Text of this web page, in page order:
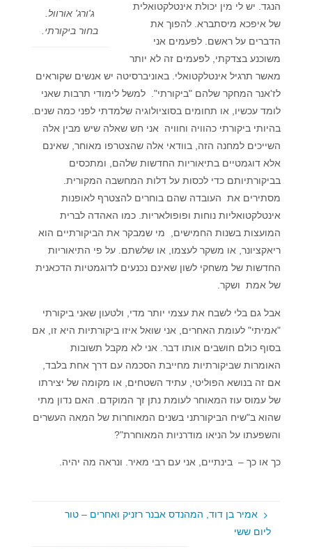
ג'ורג' אורוול.
בחור ביקורתי.
הנגד. יש לי מין יכולת אינטלקטואלית
של איפכא מיסתברא. להפוך את
הדברים על ראשם. לפעמים אני
משוכנע בצדקתי, לפעמים זה לא יותר
מאשר תרגיל אינטלקטואלי. באוניברסיטה יש אנשים שקוראים
לז'אנר המחקר שלהם "ביקורתי". למשל לימודי תרבות שאני
לומד עכשיו, או תחומים בסוציולוגיה שלמדתי לפני כמה שנים.
בהיותי ביקורתי כהוויה וחוויה אני חש שאלה שיש מבין אלה
השייכים למחנה הזה, בוודאי אלה שהצטרפו מאוחר, שאינם
אלא דוגמטיים בתיאוריות החדשות שלהם, ומתכסים
בביקורתיותם כדי לכסות על דלות המחשבה המקורית.
מסתירים את העובדה שהם בוחרים להצטרף לאופנות
אינטלקטואליות נוחות ופופולאריות. כמו האהדה לברית
המועצות בשנות החמישים, מי שמבקר את הביקורתיים הוא
ריאקציונר, או משקר לעצמו, או שלשתם. על פי התיאוריות
החדשות של משחקי לשון שאינם נכנעים לדוגמטיות הדכאנית
של אמת ושקר.
אבל גם בלי לשבח את עצמי יותר מדי, ולטעון שאני ביקורתי
"אמיתי" לעומת האחרים, אני שואל איזו ביקורתיות היא זו, אם
בסוף כולם חושבים אותו דבר. אני לא מקבל תשובות
האומרות שביקורתיות מחייבת הסכמה עם דרך אחת בלבד,
אם זה בנושא הפוליטי, עתיד השטחים, או מקומה של יצירתו
של עמוס עוז המאוחר לעומת נתן זך המוקדם. האם נדון מתי
שהוא ב"שיח הביקורתני בשנים המאוחרות של המאה העשרים
והשפעתו על הניאו מודרניות המאוחרת"?
כך או כך – בינתיים, אני עם רבי מאיר. ונראה מה יהיה.
אמיר בן דוד, המהנדס אבנר רזניק ואחרים – טור
ליום ששי